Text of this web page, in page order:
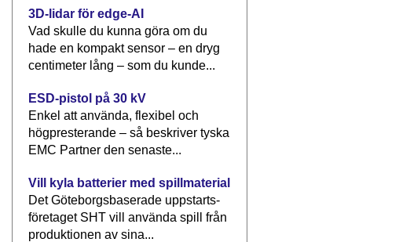
3D-lidar för edge-AI
Vad skulle du kunna göra om du
hade en kompakt sensor – en dryg
centimeter lång – som du kunde...
ESD-pistol på 30 kV
Enkel att använda, flexibel och
högpresterande – så beskriver tyska
EMC Partner den senaste...
Vill kyla batterier med spillmaterial
Det Göteborgsbaserade upp­starts­
företaget SHT vill använda spill från
produktionen av sina...